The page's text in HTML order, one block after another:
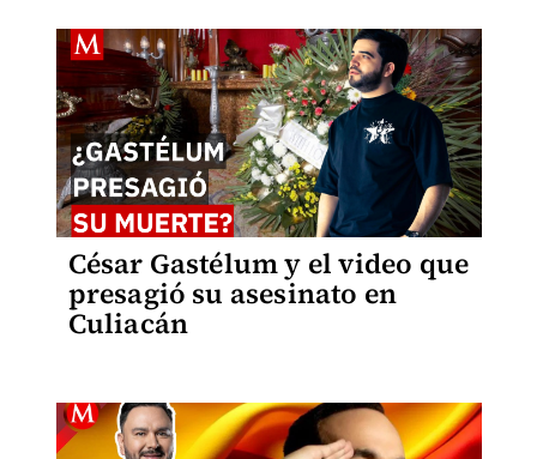
César Gastélum y el video que
presagió su asesinato en
Culiacán